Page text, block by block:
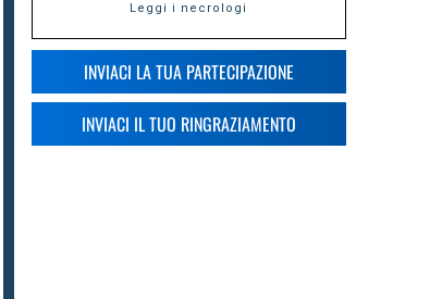
Leggi i necrologi
INVIACI LA TUA PARTECIPAZIONE
INVIACI IL TUO RINGRAZIAMENTO